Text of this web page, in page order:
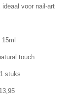
ideaal voor nail-art
15ml
touch
stuks